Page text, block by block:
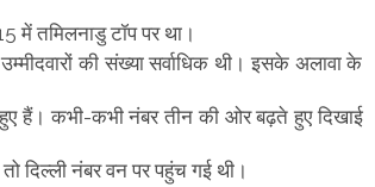
तमिलनाडु टॉप पर था।
की संख्या सर्वाधिक थी। इसके अलावा के
हैं। कभी-कभी नंबर तीन की ओर बढ़ते हुए दिखाई
दिल्ली नंबर वन पर पहुंच गई थी।